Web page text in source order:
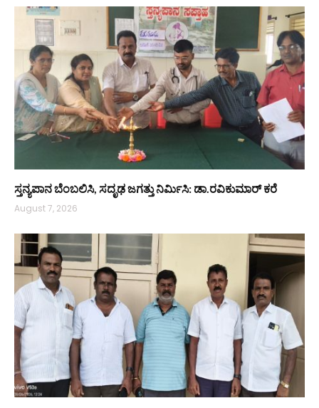
ಸ್ತನ್ಯಪಾನ ಬೆಂಬಲಿಸಿ, ಸದೃಢ ಜಗತ್ತು ನಿರ್ಮಿಸಿ: ಡಾ.ರವಿಕುಮಾರ್ ಕರೆ
August 7, 2026